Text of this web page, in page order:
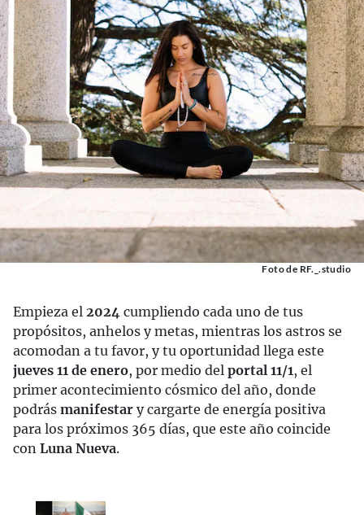
Foto de RF._.studio
Empieza el 2024 cumpliendo cada uno de tus
propósitos, anhelos y metas, mientras los astros se
acomodan a tu favor, y tu oportunidad llega este
jueves 11 de enero, por medio del portal 11/1, el
primer acontecimiento cósmico del año, donde
podrás manifestar y cargarte de energía positiva
para los próximos 365 días, que este año coincide
con Luna Nueva.